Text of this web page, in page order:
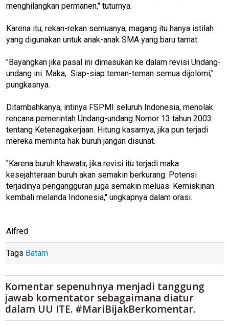
menghilangkan permanen," tuturnya.
Karena itu, rekan-rekan semuanya, magang itu hanya istilah
yang digunakan untuk anak-anak SMA yang baru tamat.
"Bayangkan jika pasal ini dimasukan ke dalam revisi Undang-
undang ini. Maka, Siap-siap teman-teman semua dijolomi,"
pungkasnya.
Ditambahkanya, intinya FSPMI seluruh Indonesia, menolak
rencana pemerintah Undang-undang Nomor 13 tahun 2003
tentang Ketenagakerjaan. Hitung kasarnya, jika pun terjadi
mereka meminta hak buruh jangan disunat.
"Karena buruh khawatir, jika revisi itu terjadi maka
kesejahteraan buruh akan semakin berkurang. Potensi
terjadinya pengangguran juga semakin meluas. Kemiskinan
kembali melanda Indonesia," ungkapnya dalam orasi.
Alfred
Tags Batam
Komentar sepenuhnya menjadi tanggung
jawab komentator sebagaimana diatur
dalam UU ITE. #MariBijakBerkomentar.